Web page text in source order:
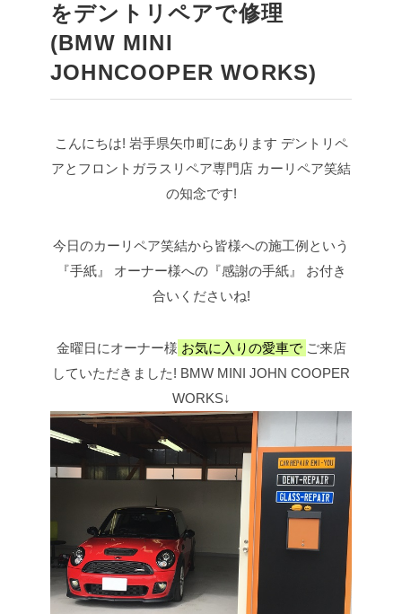
をデントリペアで修理
(BMW MINI
JOHNCOOPER WORKS)
こんにちは! 岩手県矢巾町にあります デントリペ
アとフロントガラスリペア専門店 カーリペア笑結
の知念です!
今日のカーリペア笑結から皆様への施工例という
『手紙』
オーナー様への『感謝の手紙』
お付き
合いくださいね!
金曜日にオーナー様 お気に入りの愛車で ご来店
していただきました! BMW MINI JOHN COOPER
WORKS↓